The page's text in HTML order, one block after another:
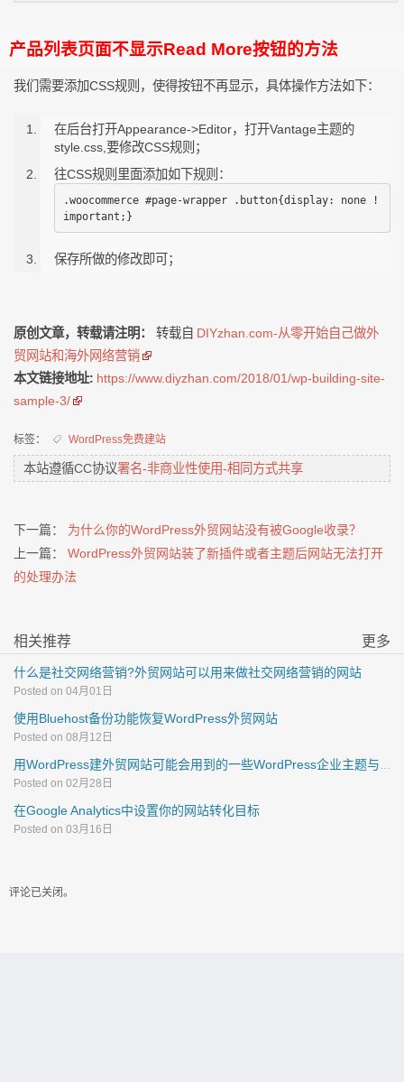
产品列表页面不显示Read More按钮的方法
我们需要添加CSS规则，使得按钮不再显示，具体操作方法如下：
在后台打开Appearance->Editor，打开Vantage主题的
style.css,要修改CSS规则；
往CSS规则里面添加如下规则：
.woocommerce #page-wrapper .button{display: none !
important;}
保存所做的修改即可；
原创文章，转载请注明： 转载自 DIYzhan.com-从零开始自己做外
贸网站和海外网络营销
本文链接地址: https://www.diyzhan.com/2018/01/wp-building-site-
sample-3/
标签： WordPress免费建站
本站遵循CC协议署名-非商业性使用-相同方式共享
下一篇： 为什么你的WordPress外贸网站没有被Google收录？
上一篇： WordPress外贸网站装了新插件或者主题后网站无法打开
的处理办法
相关推荐 更多
什么是社交网络营销?外贸网站可以用来做社交网络营销的网站
Posted on 04月01日
使用Bluehost备份功能恢复WordPress外贸网站
Posted on 08月12日
用WordPress建外贸网站可能会用到的一些WordPress企业主题与插件
Posted on 02月28日
在Google Analytics中设置你的网站转化目标
Posted on 03月16日
评论已关闭。